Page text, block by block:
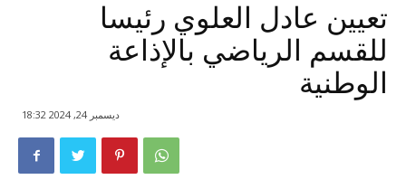
تعيين عادل العلوي رئيسا
للقسم الرياضي بالإذاعة
الوطنية
ديسمبر 24, 2024 18:32